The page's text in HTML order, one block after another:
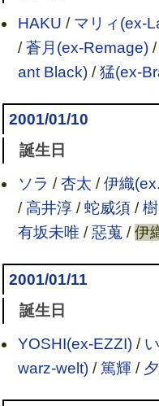
HAKU / マリィ(ex-
/蒼月(ex-Remage)/
ant Black)/猛(ex-
2001/01/10
誕生日
ソラ /杏太 /伊織
/高井淳/蛇威須/樹
有坂未唯 /惡蒐/伊
2001/01/11
誕生日
YOSHI(ex-EZZI)/
warz-welt)/篤輝/